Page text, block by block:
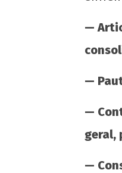
Ousar
lutar
abril
wp-
admin
—
—
—
geral,
—